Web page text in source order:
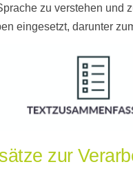
zu verstehen und
eingesetzt, darunter
zur